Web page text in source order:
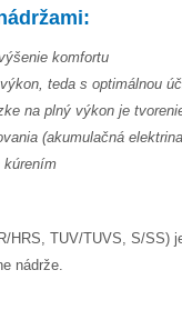
komfortu
teda s optimálnou
na plný výkon je
(akumulačná
kúrením
TUV/TUVS, S/SS)
nádrže.